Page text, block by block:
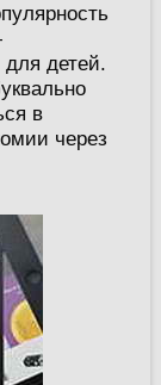
детей.
в
через